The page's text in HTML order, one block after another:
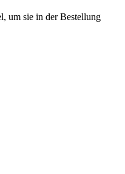
um sie in der Bestellung